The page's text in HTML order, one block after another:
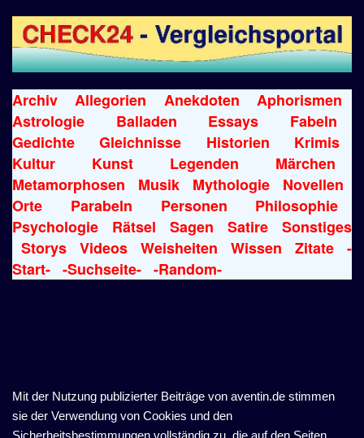
Archiv Allegorien Anekdoten
Aphorismen
Astrologie
Balladen Essays
Fabeln
Gedichte
Gleichnisse Historien
Krimis
Kultur
Kunst Legenden
Märchen
Metamorphosen
Musik Mythologie
Novellen
Orte
Parabeln Personen
Philosophie
Psychologie
Rätsel Sagen Satire
Sonstiges
Storys
Videos Weisheiten Wissen Zitate
-
Start- -Suchseite- -Random-
Mit der Nutzung publizierter Beiträge von aventin.de stimmen
sie der Verwendung von Cookies und den
Sicherheitsbestimmungen vollständig zu, die auf den Seiten